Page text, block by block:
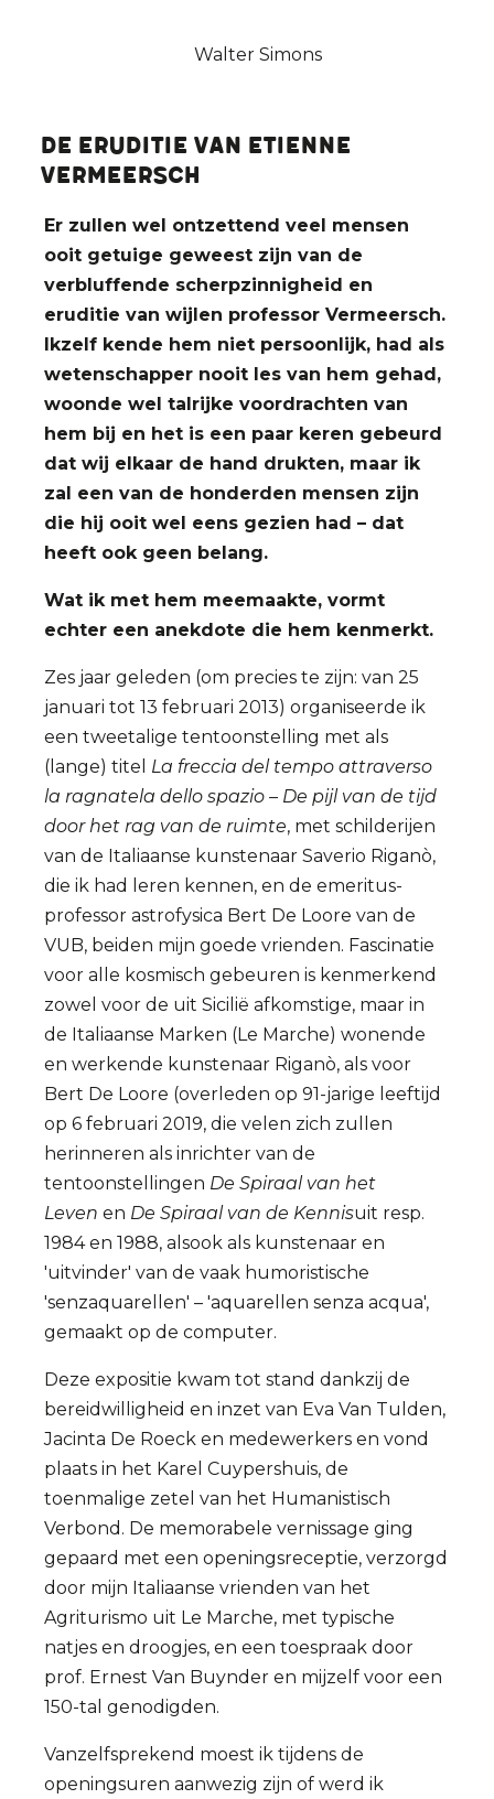
Walter Simons
De eruditie van Etienne
Vermeersch
Er zullen wel ontzettend veel mensen
ooit getuige geweest zijn van de
verbluffende scherpzinnigheid en
eruditie van wijlen professor Vermeersch.
Ikzelf kende hem niet persoonlijk, had als
wetenschapper nooit les van hem gehad,
woonde wel talrijke voordrachten van
hem bij en het is een paar keren gebeurd
dat wij elkaar de hand drukten, maar ik
zal een van de honderden mensen zijn
die hij ooit wel eens gezien had – dat
heeft ook geen belang.
Wat ik met hem meemaakte, vormt
echter een anekdote die hem kenmerkt.
Zes jaar geleden (om precies te zijn: van 25
januari tot 13 februari 2013) organiseerde ik
een tweetalige tentoonstelling met als
(lange) titel La freccia del tempo attraverso
la ragnatela dello spazio – De pijl van de tijd
door het rag van de ruimte, met schilderijen
van de Italiaanse kunstenaar Saverio Riganò,
die ik had leren kennen, en de emeritus-
professor astrofysica Bert De Loore van de
VUB, beiden mijn goede vrienden. Fascinatie
voor alle kosmisch gebeuren is kenmerkend
zowel voor de uit Sicilië afkomstige, maar in
de Italiaanse Marken (Le Marche) wonende
en werkende kunstenaar Riganò, als voor
Bert De Loore (overleden op 91-jarige leeftijd
op 6 februari 2019, die velen zich zullen
herinneren als inrichter van de
tentoonstellingen De Spiraal van het
Leven en De Spiraal van de Kennisuit resp.
1984 en 1988, alsook als kunstenaar en
'uitvinder' van de vaak humoristische
'senzaquarellen' – 'aquarellen senza acqua',
gemaakt op de computer.
Deze expositie kwam tot stand dankzij de
bereidwilligheid en inzet van Eva Van Tulden,
Jacinta De Roeck en medewerkers en vond
plaats in het Karel Cuypershuis, de
toenmalige zetel van het Humanistisch
Verbond. De memorabele vernissage ging
gepaard met een openingsreceptie, verzorgd
door mijn Italiaanse vrienden van het
Agriturismo uit Le Marche, met typische
natjes en droogjes, en een toespraak door
prof. Ernest Van Buynder en mijzelf voor een
150-tal genodigden.
Vanzelfsprekend moest ik tijdens de
openingsuren aanwezig zijn of werd ik